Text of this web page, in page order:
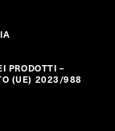
PRODOTTI –
(UE) 2023/988